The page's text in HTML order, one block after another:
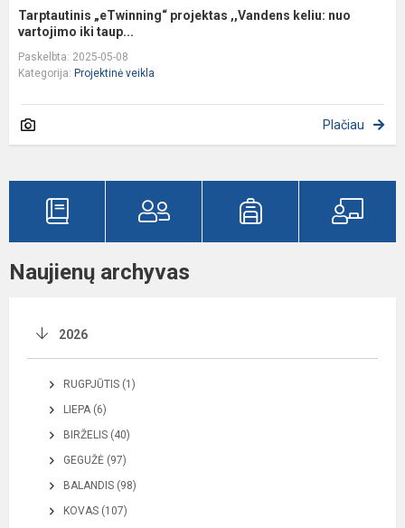
Tarptautinis „eTwinning“ projektas ,,Vandens keliu: nuo
vartojimo iki taup...
Paskelbta: 2025-05-08
Kategorija: Projektinė veikla
Plačiau
Naujienų archyvas
2026
RUGPJŪTIS (1)
LIEPA (6)
BIRŽELIS (40)
GEGUŽĖ (97)
BALANDIS (98)
KOVAS (107)